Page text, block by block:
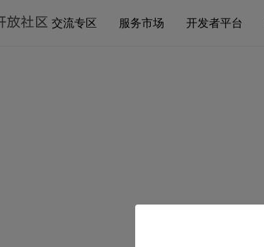
交流专区 服务市场 开发者平台